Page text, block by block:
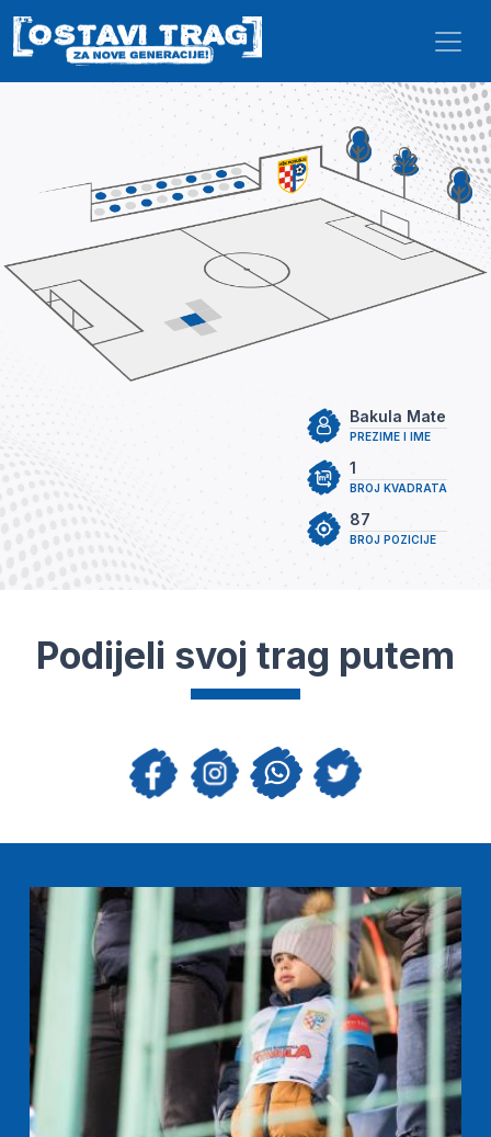
Skip to main content
PREZIME I IME
Bakula Mate
BROJ KVADRATA
1
BROJ POZICIJE
87
Podijeli svoj trag putem